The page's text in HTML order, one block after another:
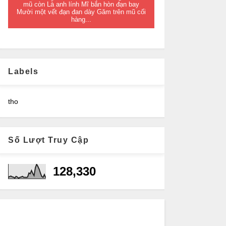
mũ còn Là anh lính Mĩ bắn hòn đạn bay
Mười một vết đạn đan dày Găm trên mũ cối
hàng...
Labels
tho
Số Lượt Truy Cập
128,330